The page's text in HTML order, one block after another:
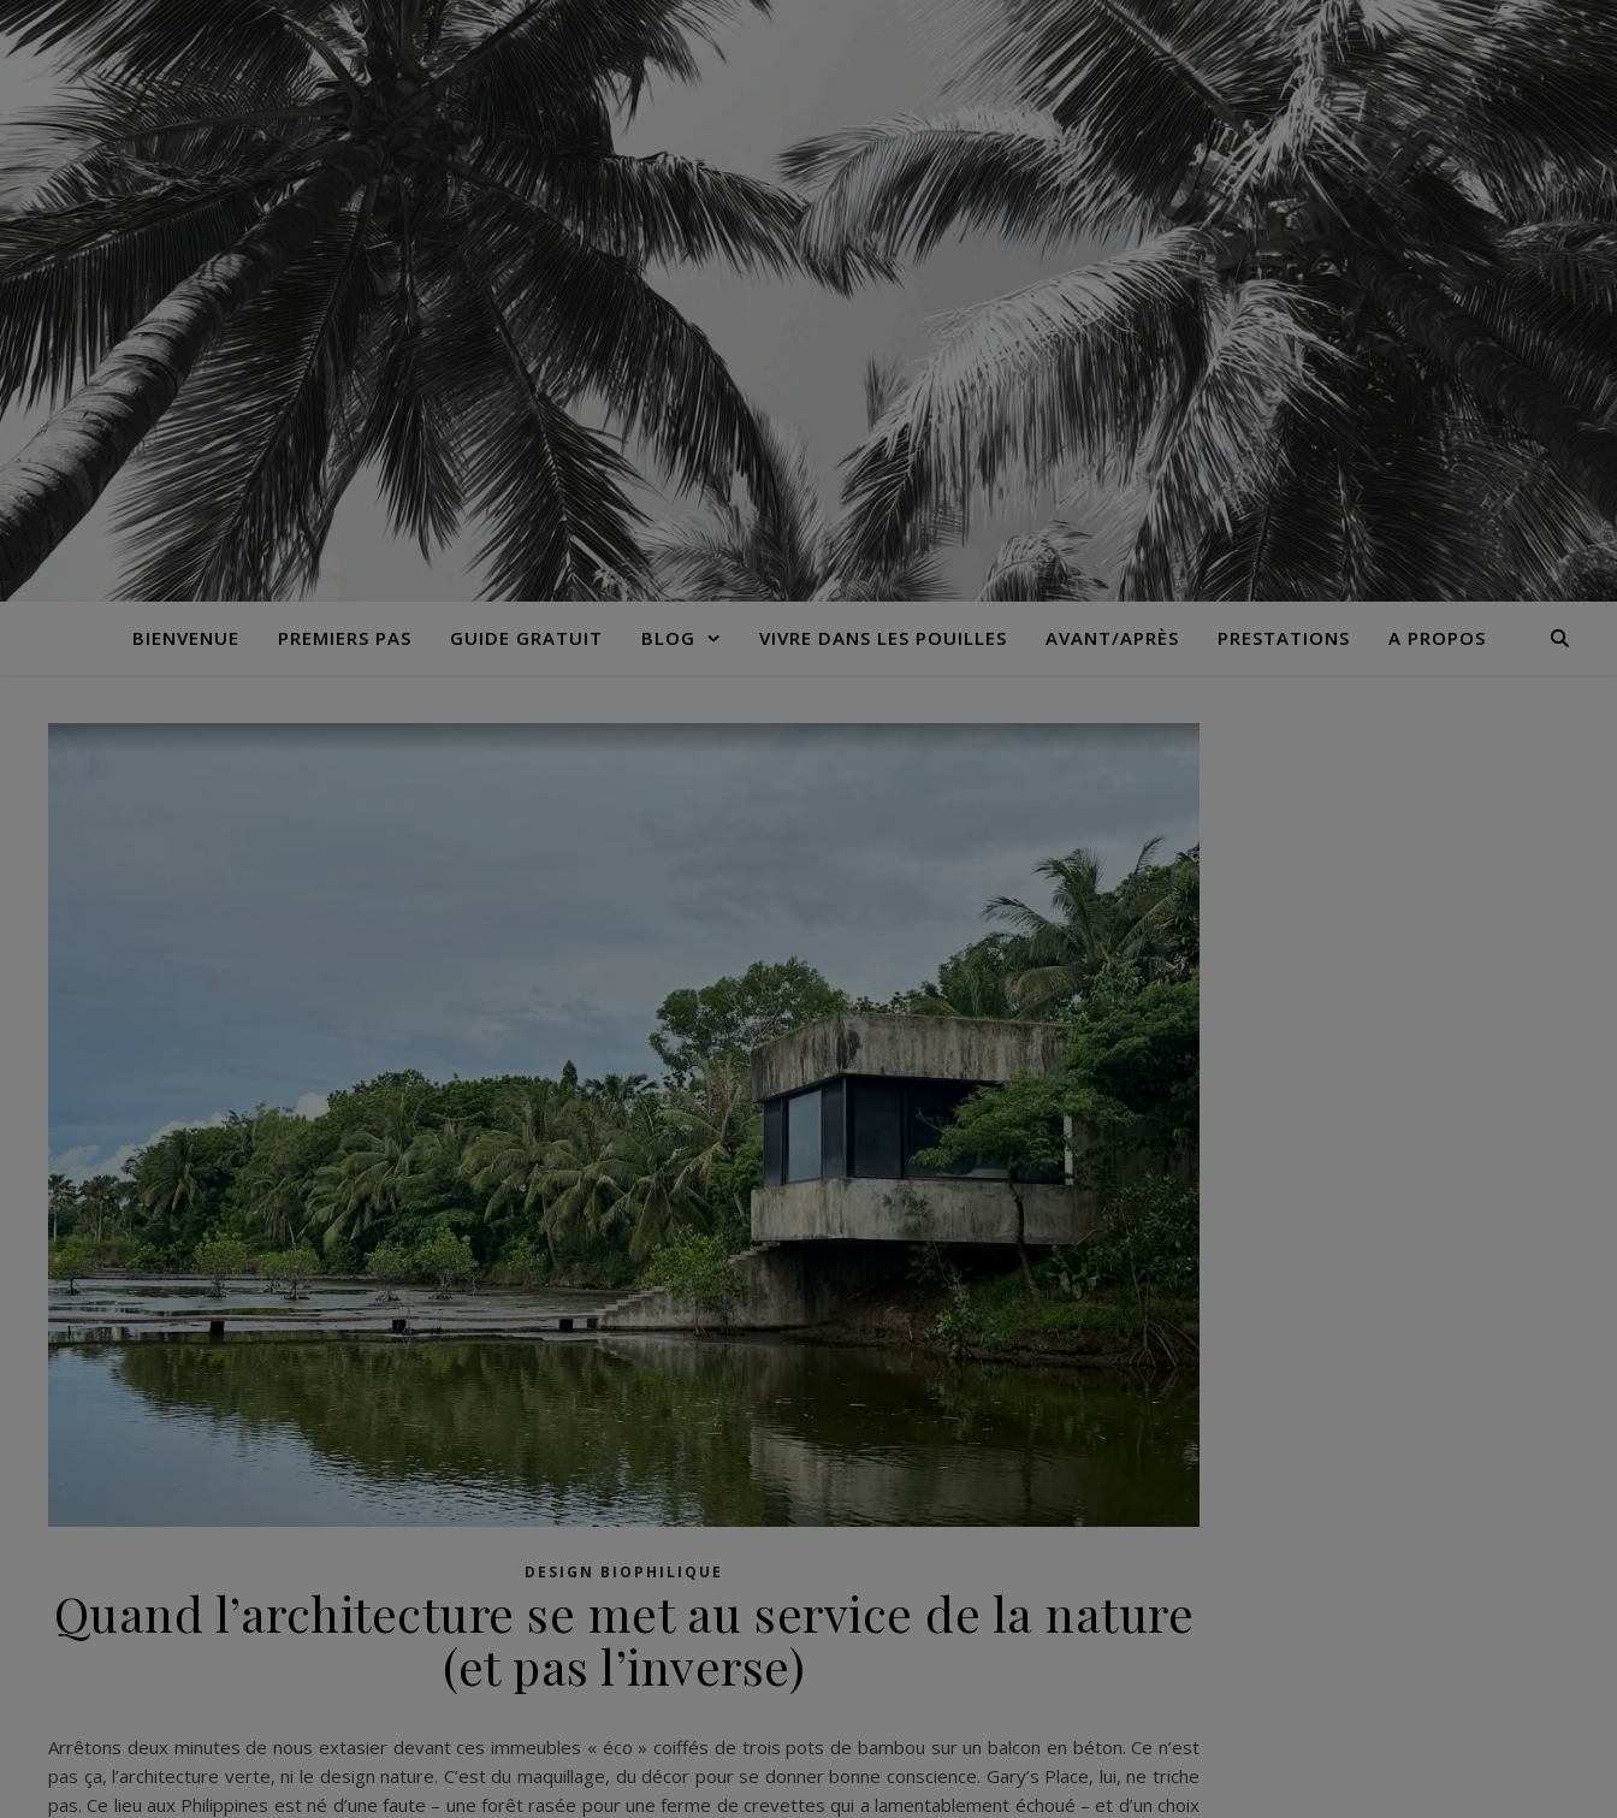
BIENVENUE PREMIERS PAS GUIDE GRATUIT BLOG VIVRE DANS LES POUILLES AVANT/APRÈS PRESTATIONS A PROPOS
DESIGN BIOPHILIQUE
Quand l’architecture se met au service de la nature
(et pas l’inverse)
Arrêtons deux minutes de nous extasier devant ces immeubles « éco » coiffés de trois pots de bambou sur un balcon en béton. Ce n’est
pas ça, l’architecture verte, ni le design nature. C’est du maquillage, du décor pour se donner bonne conscience. Gary’s Place, lui, ne triche
pas. Ce lieu aux Philippines est né d’une faute – une forêt rasée pour une ferme de crevettes qui a lamentablement échoué – et d’un choix